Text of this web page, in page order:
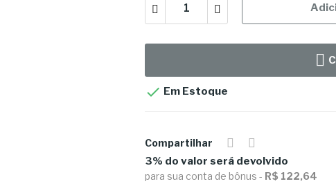
 Em Estoque
Compartilhar
3% do valor será devolvido
para sua conta de bônus - R$ 122,64